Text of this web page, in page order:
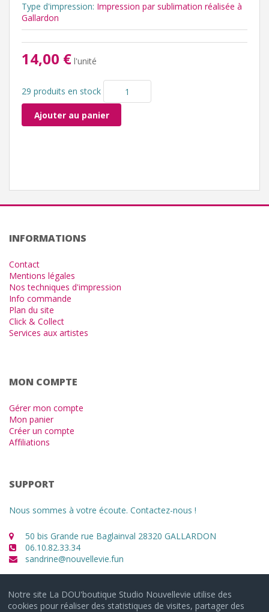
Type d'impression: Impression par sublimation réalisée à
Gallardon
14,00 € l'unité
29 produits en stock
Ajouter au panier
INFORMATIONS
Contact
Mentions légales
Nos techniques d'impression
Info commande
Plan du site
Click & Collect
Services aux artistes
MON COMPTE
Gérer mon compte
Mon panier
Créer un compte
Affiliations
SUPPORT
Nous sommes à votre écoute. Contactez-nous !
50 bis Grande rue Baglainval 28320 GALLARDON
06.10.82.33.34
sandrine@nouvellevie.fun
Notre site La DOU'boutique Studio Nouvellevie utilise des
cookies pour réaliser des statistiques de visites, partager des